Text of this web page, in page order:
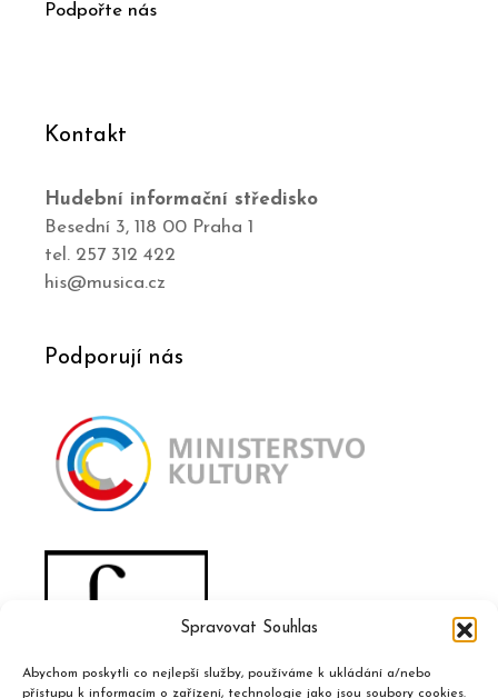
Spravovat Souhlas
Abychom poskytli co nejlepší služby, používáme k ukládání a/nebo
přístupu k informacím o zařízení, technologie jako jsou soubory cookies.
Podpořte nás
Kontakt
Hudební informační středisko
Besední 3, 118 00 Praha 1
tel. 257 312 422
his@musica.cz
Podporují nás